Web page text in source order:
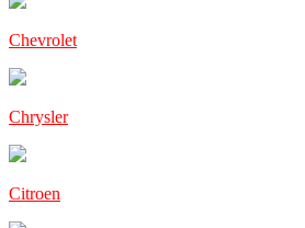
Chevrolet
Chrysler
Citroen